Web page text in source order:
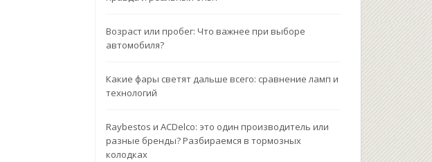
Возраст или пробег: Что важнее при выборе
автомобиля?
Какие фары светят дальше всего: сравнение ламп и
технологий
Raybestos и ACDelco: это один производитель или
разные бренды? Разбираемся в тормозных
колодках